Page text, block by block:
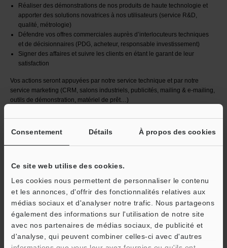
Consentement Détails À propos des cookies
Ce site web utilise des cookies.
Les cookies nous permettent de personnaliser le contenu
et les annonces, d'offrir des fonctionnalités relatives aux
médias sociaux et d'analyser notre trafic. Nous partageons
également des informations sur l'utilisation de notre site
avec nos partenaires de médias sociaux, de publicité et
d'analyse, qui peuvent combiner celles-ci avec d'autres
Réaliser des démonstrations de nos produits de haute technologie et
apporter des solutions novatrices à nos utilisateurs (service R&D,
qualité, métrologie)
Défendre vos offres commerciales auprès d’interlocuteurs techniques
et de décisionnaires (PDG, acheteur, responsable investissement)
Signer des affaires et suivre les clients en étant le garant de leur
satisfaction
Vos actions seront appuyées par notre service technique et par notre
service marketing (CRM, salons industriels, publicités, mailing & e-mailing,
outils de démonstration, matériel de prêt…)
De formation supérieure dans le commerce ou l'ingénierie, vous avez la
Au-delà de votre expérience, c'est avant tout votre talent, votre implication,
professionnellement.
De bonnes notions d'anglais sont nécessaires.
Le poste est ouvert aux débutants, une formation technique et commerciale
est organisée lors de l'embauche de tout nouveau collaborateur.
4 Conditions: